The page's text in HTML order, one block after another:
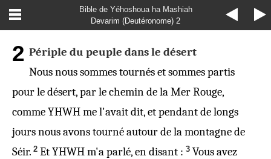
Bible de Yéhoshoua ha Mashiah
Devarim (Deutéronome) 2
2 Périple du peuple dans le désert
Nous nous sommes tournés et sommes partis
pour le désert, par le chemin de la Mer Rouge,
comme YHWH me l'avait dit, et pendant de longs
jours nous avons tourné autour de la montagne de
Séir. 2 Et YHWH m'a parlé, en disant : 3 Vous avez